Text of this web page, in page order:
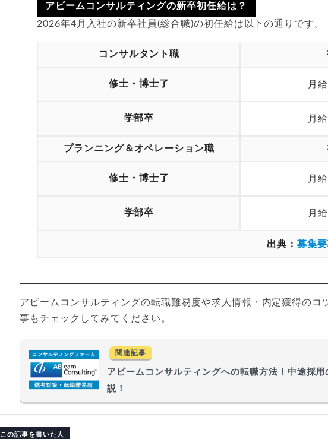
アビームコンサルティングの新卒初任給は？
2026年4月入社の新卒社員(総合職)の初任給は以下の通りです。
コンサルタント職
修士・博士了 月
学部卒 月
プランニング＆オペレーション職
修士・博士了 月
学部卒 月
出典：募集
アビームコンサルティングの転職難易度や求人情報・内定獲得のコ
事もチェックしてみてください。
関連記事
アビームコンサルティングへの転職方法！中途採
説！
この記事を書いた人